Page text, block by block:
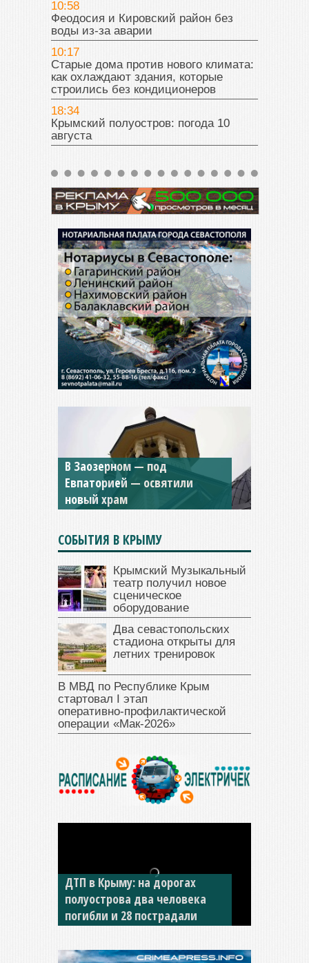
10:58
Феодосия и Кировский район без
воды из-за аварии
10:17
Старые дома против нового климата:
как охлаждают здания, которые
строились без кондиционеров
18:34
Крымский полуостров: погода 10
августа
Мужской монастырь Косьмы
и Дамиана в Крыму вновь
открыт для посещения
СОБЫТИЯ В КРЫМУ
Крымский Музыкальный
театр получил новое
сценическое
оборудование
Два севастопольских
стадиона открыты для
летних тренировок
В МВД по Республике Крым
стартовал I этап
оперативно‑профилактической
операции «Мак‑2026»
За неделю в Крыму в ДТП
погибли 11 человек